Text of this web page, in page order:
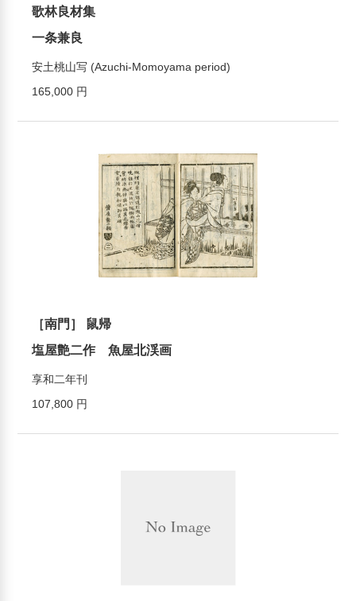
歌林良材集
一条兼良
安土桃山写 (Azuchi-Momoyama period)
165,000 円
［南門］ 鼠帰
塩屋艶二作 魚屋北渓画
享和二年刊
107,800 円